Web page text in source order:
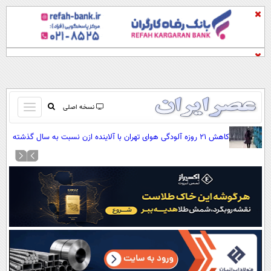
نسخه اصلی
باز
و
بسته
کردن
صفحه اول
آرشیو
نظرسنجی
آب و هوا
اوقات شرعی
سواد زندگی
کاهش ۲۱ روزه آلودگی هوای تهران با آلاینده ازن نسبت به سال گذشته